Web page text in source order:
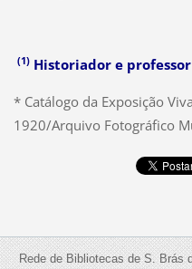
(1)Historiador e
* Catálogo da Exposição
1920/Arquivo Fotográfico
Rede de Bibliotecas de S. Brás